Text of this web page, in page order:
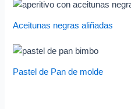
Aceitunas negras aliñadas
Pastel de Pan de molde